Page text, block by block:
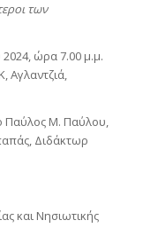
των
2024, ώρα 7.00 μ.μ.
Αγλαντζιά,
Παύλος Μ. Παύλου,
Διδάκτωρ
και Νησιωτικής